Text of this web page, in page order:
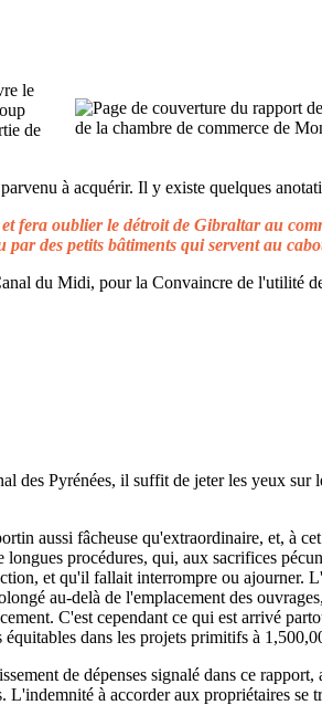
le
de
à acquérir. Il y existe quelques
fera oublier le détroit de Gibraltar au
des petits bâtiments qui servent au
du Midi, pour la Convaincre de l'utilité
des Pyrénées, il suffit de jeter les yeux
aussi fâcheuse qu'extraordinaire, et, à
procédures, qui, aux sacrifices
et qu'il fallait interrompre ou ajourner.
au-delà de l'emplacement des
C'est cependant ce qui est arrivé
dans les projets primitifs à
de dépenses signalé dans ce
à accorder aux propriétaires se